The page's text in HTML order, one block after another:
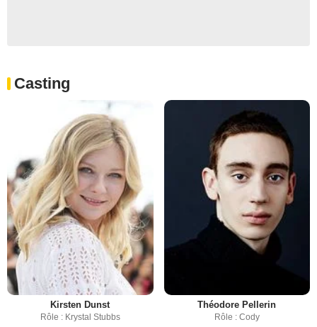
Casting
Kirsten Dunst
Rôle : Krystal Stubbs
Théodore Pellerin
Rôle : Cody